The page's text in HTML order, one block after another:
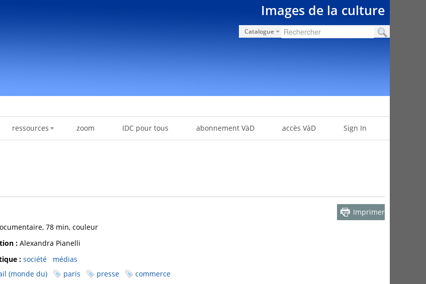
Images de la culture
Catalogue
ressources zoom IDC pour tous abonnement VàD accès VàD Sign In
Imprimer
78 min, couleur
: Alexandra Pianelli
: société
médias
(monde du)
paris presse commerce